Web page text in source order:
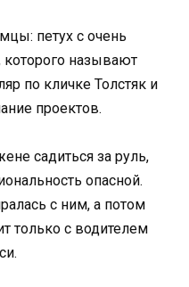
петух с очень
называют
по кличке Толстяк и
проектов.
садиться за руль,
опасной.
с ним, а потом
только с водителем